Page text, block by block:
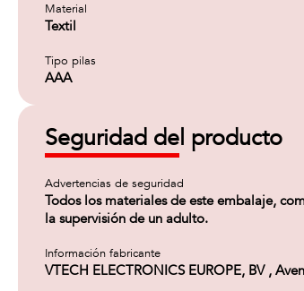
Material
Textil
Tipo pilas
AAA
Seguridad del producto
Advertencias de seguridad
Todos los materiales de este embalaje,
la supervisión de un adulto.
Información fabricante
VTECH ELECTRONICS EUROPE, BV ,